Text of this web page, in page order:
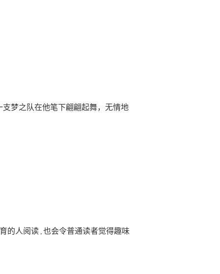
梦之队在他笔下翩翩起舞，无情地
的人阅读 , 也会令普通读者觉得趣味